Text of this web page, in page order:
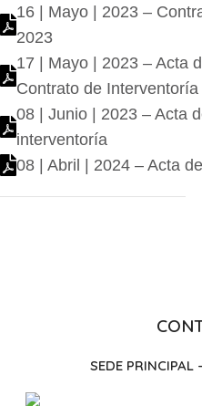
16 | Mayo | 2023 –
2023
17 | Mayo | 2023 – Acta
Contrato de
08 | Junio | 2023 – Acta
interventoría
08 | Abril | 2024 – Acta
SEDE